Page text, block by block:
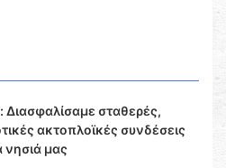
Διασφαλίσαμε σταθερές,
ακτοπλοϊκές συνδέσεις
νησιά μας